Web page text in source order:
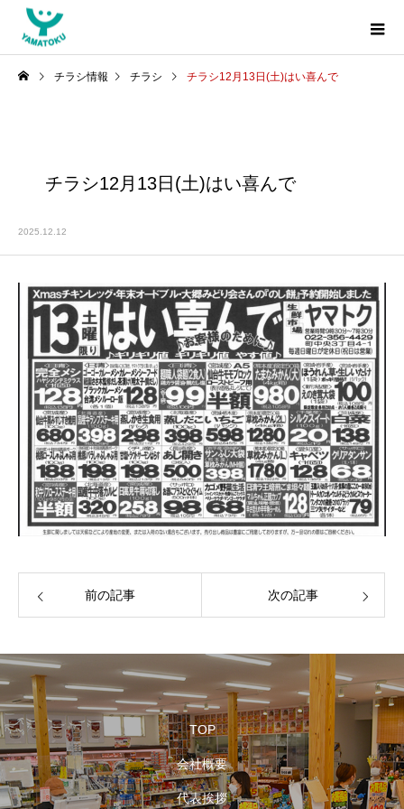
チラシ情報 チラシ チラシ12月13日(土)はい喜んで
チラシ12月13日(土)はい喜んで
2025.12.12
前の記事 次の記事
TOP
会社概要
代表挨拶